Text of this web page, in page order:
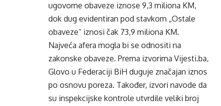
ugovorne obaveze iznose 9,3 miliona KM,
dok dug evidentiran pod stavkom „Ostale
obaveze“ iznosi čak 73,9 miliona KM.
Najveća afera mogla bi se odnositi na
zakonske obaveze. Prema izvorima Vijesti.ba,
Glovo u Federaciji BiH duguje značajan iznos
po osnovu poreza. Također, izvori navode da
su inspekcijske kontrole utvrdile veliki broj